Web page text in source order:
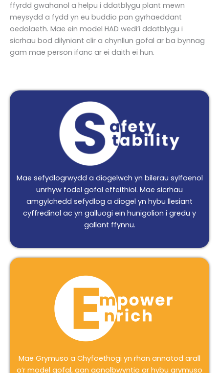
ffyrdd gwahanol a helpu i ddatblygu plant mewn
meysydd a fydd yn eu buddio pan gyrhaeddant
oedolaeth. Mae ein model HAD wedi’i ddatblygu i
sicrhau bod dilyniant clir a chynllun gofal ar ba bynnag
gam mae person ifanc ar ei daith ei hun.
Mae sefydlogrwydd a diogelwch yn bilerau sylfaenol
unrhyw fodel gofal effeithiol. Mae sicrhau
amgylchedd sefydlog a diogel yn hybu llesiant
cyffredinol ac yn galluogi ein hunigolion i gredu y
gallant ffynnu.
Mae Grymuso a Chyfoethogi yn rhan annatod arall
o’r model gofal, gan ganolbwyntio ar hybu grymuso